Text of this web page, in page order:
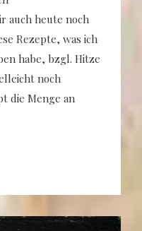
auch heute noch
Rezepte, was ich
habe, bzgl. Hitze
noch
die Menge an